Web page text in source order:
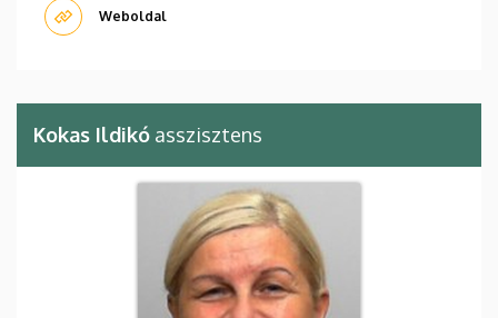
Weboldal
Kokas Ildikó asszisztens